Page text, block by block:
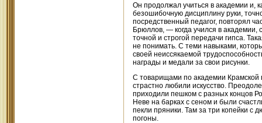
Он продолжал учиться в академии и,
безошибочную дисциплину руки,
посредственный педагог, повторял
Брюллов, — когда учился в академии,
точной и строгой передачи гипса.
не понимать. С теми навыками,
своей неиссякаемой
награды и медали за свои рисунки.
С товарищами по академии Крамской
страстно любили искусство.
приходили пешком с разных концов
Неве на барках с сеном и были
пекли пряники. Там за три копейки с
погоны.